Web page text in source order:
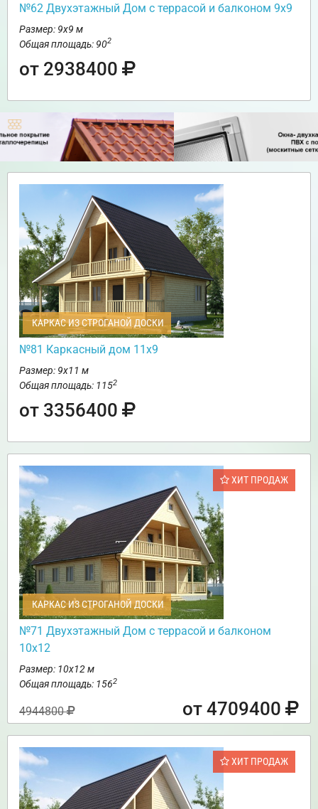
№62 Двухэтажный Дом с террасой и балконом 9х9
Размер: 9х9 м
Общая площадь: 902
от 2938400
КАРКАС ИЗ СТРОГАНОЙ ДОСКИ
№81 Каркасный дом 11х9
Размер: 9х11 м
Общая площадь: 1152
от 3356400
ХИТ ПРОДАЖ
КАРКАС ИЗ СТРОГАНОЙ ДОСКИ
№71 Двухэтажный Дом с террасой и балконом
10х12
Размер: 10х12 м
Общая площадь: 1562
4944800 от 4709400
ХИТ ПРОДАЖ